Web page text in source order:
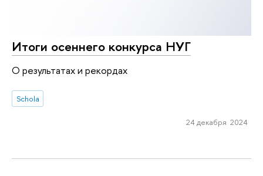
Итоги осеннего конкурса НУГ
О результатах и рекордах
Schola
24 декабря 2024